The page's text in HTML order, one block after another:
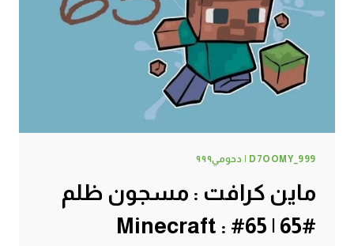
MINECRAFT
:
D7OOMY999
D7OOMY_999 | دحومي٩٩٩
ماين كرافت : مسجون ظلم
#65 | 65# Minecraft :